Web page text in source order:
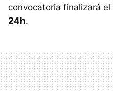
convocatoria finalizará el
24h.